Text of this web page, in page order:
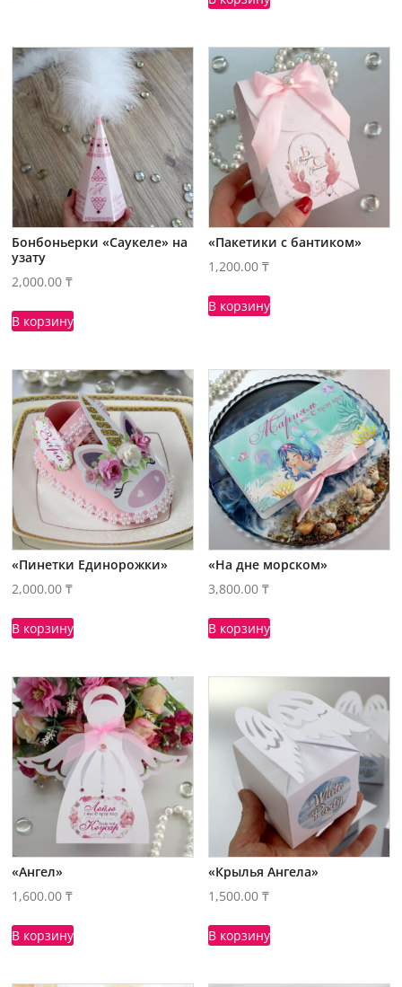
Бонбоньерки «Саукеле» на
узату
2,000.00₸
В корзину
«Пакетики с бантиком»
1,200.00₸
В корзину
«Пинетки Единорожки»
2,000.00₸
В корзину
«На дне морском»
3,800.00₸
В корзину
«Ангел»
1,600.00₸
В корзину
«Крылья Ангела»
1,500.00₸
В корзину